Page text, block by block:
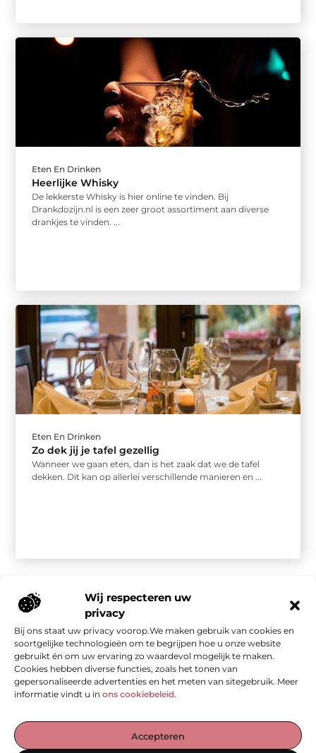
Wij respecteren uw
privacy
Bij ons staat uw privacy voorop.We maken gebruik van cookies en
soortgelijke technologieën om te begrijpen hoe u onze website
gebruikt én om uw ervaring zo waardevol mogelijk te maken.
Cookies hebben diverse functies, zoals het tonen van
gepersonaliseerde advertenties en het meten van sitegebruik. Meer
informatie vindt u in ons cookiebeleid.
Accepteren
Eten En Drinken
Heerlijke Whisky
De lekkerste Whisky is hier online te vinden. Bij
Drankdozijn.nl is een zeer groot assortiment aan diverse
drankjes te vinden. ...
Eten En Drinken
Zo dek jij je tafel gezellig
Wanneer we gaan eten, dan is het zaak dat we de tafel
dekken. Dit kan op allerlei verschillende manieren en ...
De Verzamelplaats voor Blogs en Inzichten
Onze informatie